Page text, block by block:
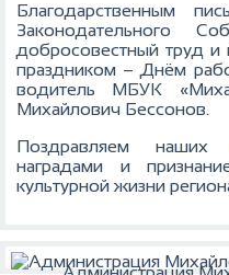
Благодарственным
Законодательного
добросовестный труд и
праздником – Днём
водитель МБУК
Михайлович Бессонов.
Поздравляем
наградами и
культурной жизни